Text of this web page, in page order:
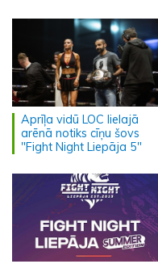
Aprīļa vidū LOC lielajā
arēnā notiks cīņu šovs
"Fight Night Liepāja 5"